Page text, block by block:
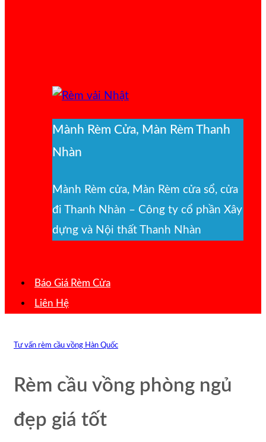
Mành Rèm Cửa, Màn Rèm Thanh
Nhàn
Mành Rèm cửa, Màn Rèm cửa sổ, cửa
đi Thanh Nhàn – Công ty cổ phần Xây
dựng và Nội thất Thanh Nhàn
Báo Giá Rèm Cửa
Liên Hệ
Tư vấn rèm cầu vồng Hàn Quốc
Rèm cầu vồng phòng ngủ
đẹp giá tốt